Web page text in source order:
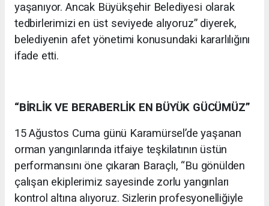
yaşanıyor. Ancak Büyükşehir Belediyesi olarak
tedbirlerimizi en üst seviyede alıyoruz” diyerek,
belediyenin afet yönetimi konusundaki kararlılığını
ifade etti.
“BİRLİK VE BERABERLİK EN BÜYÜK GÜCÜMÜZ”
15 Ağustos Cuma günü Karamürsel’de yaşanan
orman yangınlarında itfaiye teşkilatının üstün
performansını öne çıkaran Baraçlı, “Bu gönülden
çalışan ekiplerimiz sayesinde zorlu yangınları
kontrol altına alıyoruz. Sizlerin profesyonelliğiyle